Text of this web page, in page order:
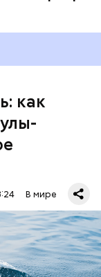
как
В мире
вполне
все